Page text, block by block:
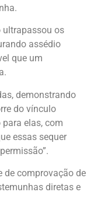
ultrapassou os
assédio
que um
demonstrando
do vínculo
elas, com
essas sequer
de comprovação de
diretas e